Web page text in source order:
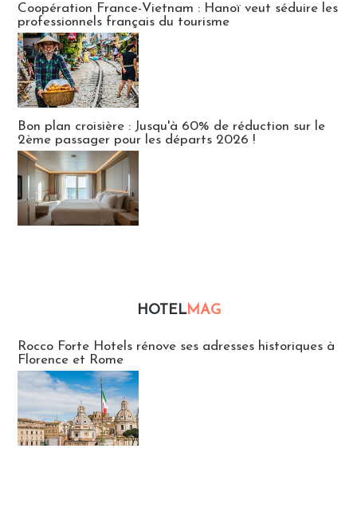
Coopération France-Vietnam : Hanoï veut séduire les
professionnels français du tourisme
Bon plan croisière : Jusqu'à 60% de réduction sur le
2ème passager pour les départs 2026 !
HOTELMAG
Rocco Forte Hotels rénove ses adresses historiques à
Florence et Rome